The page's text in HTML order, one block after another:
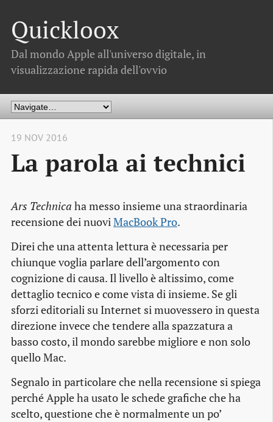
Quickloox
Dal mondo Apple all'universo digitale, in
visualizzazione rapida dell'ovvio
19 NOV 2016
La parola ai technici
Ars Technica ha messo insieme una straordinaria
recensione dei nuoviMacBook Pro.
Direi che una attenta lettura è necessaria per
chiunque voglia parlare dell’argomento con
cognizione di causa. Il livello è altissimo, come
dettaglio tecnico e come vista di insieme. Se gli
sforzi editoriali su Internet si muovessero in questa
direzione invece che tendere alla spazzatura a
basso costo, il mondo sarebbe migliore e non solo
quello Mac.
Segnalo in particolare che nella recensione si spiega
perché Apple ha usato le schede grafiche che ha
scelto, questione che è normalmente un po’